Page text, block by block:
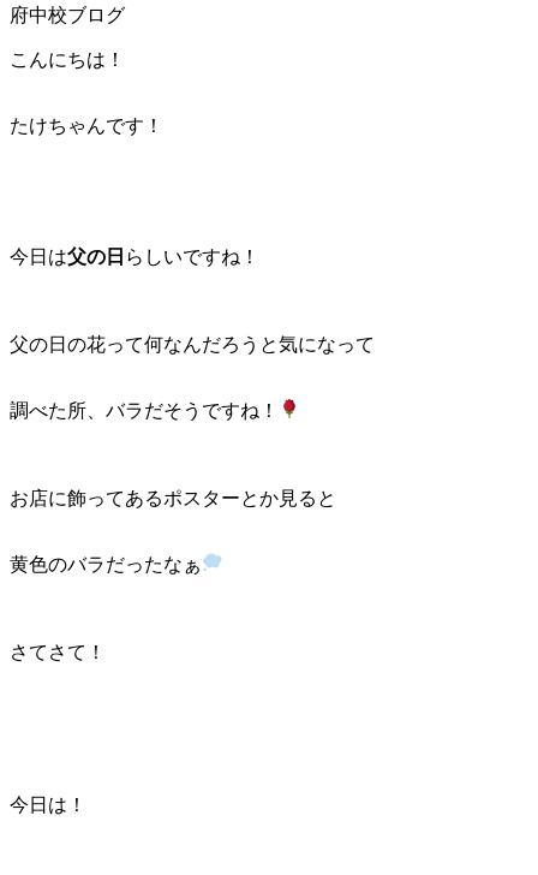
府中校ブログ
こんにちは！
たけちゃんです！
今日は父の日 らしいですね！
父の日の花って何なんだろうと気になって
調べた所、バラだそうですね！
お店に飾ってあるポスターとか見ると
黄色のバラだったなぁ
さてさて！
今日は！